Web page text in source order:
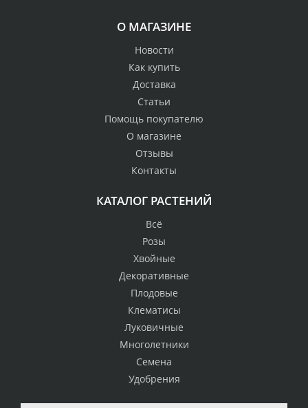
О МАГАЗИНЕ
Новости
Как купить
Доставка
Статьи
Помощь покупателю
О магазине
Отзывы
Контакты
КАТАЛОГ РАСТЕНИЙ
Всё
Розы
Хвойные
Декоративные
Плодовые
Клематисы
Луковичные
Многолетники
Семена
Удобрения